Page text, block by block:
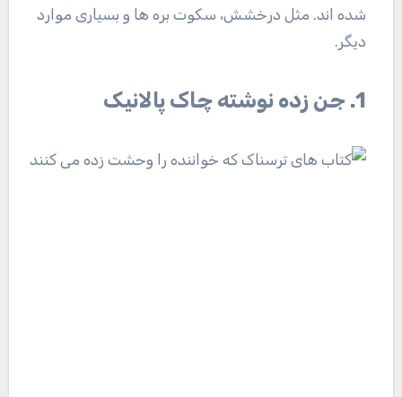
شده اند. مثل درخشش، سکوت بره ها و بسیاری موارد
دیگر.
1. جن زده نوشته چاک پالانیک